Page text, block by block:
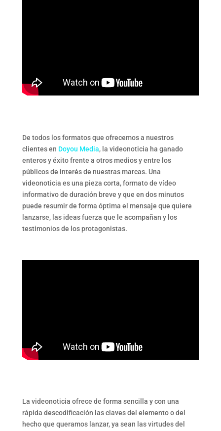
De todos los formatos que ofrecemos a nuestros
clientes en Doyou Media, la videonoticia ha ganado
enteros y éxito frente a otros medios y entre los
públicos de interés de nuestras marcas. Una
videonoticia es una pieza corta, formato de vídeo
informativo de duración breve y que en dos minutos
puede resumir de forma óptima el mensaje que quiere
lanzarse, las ideas fuerza que le acompañan y los
testimonios de los protagonistas.
La videonoticia ofrece de forma sencilla y con una
rápida descodificación las claves del elemento o del
hecho que queramos lanzar, ya sean las virtudes del